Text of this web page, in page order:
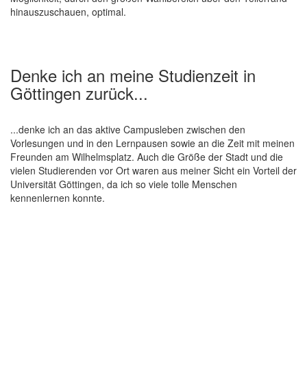
hinauszuschauen, optimal.
Denke ich an meine Studienzeit in
Göttingen zurück...
...denke ich an das aktive Campusleben zwischen den
Vorlesungen und in den Lernpausen sowie an die Zeit mit meinen
Freunden am Wilhelmsplatz. Auch die Größe der Stadt und die
vielen Studierenden vor Ort waren aus meiner Sicht ein Vorteil der
Universität Göttingen, da ich so viele tolle Menschen
kennenlernen konnte.